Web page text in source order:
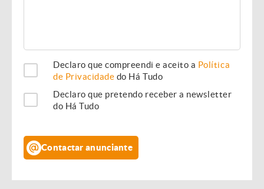
Declaro que compreendi e aceito a Política
de Privacidade do Há Tudo
Declaro que pretendo receber a newsletter
do Há Tudo
Contactar anunciante